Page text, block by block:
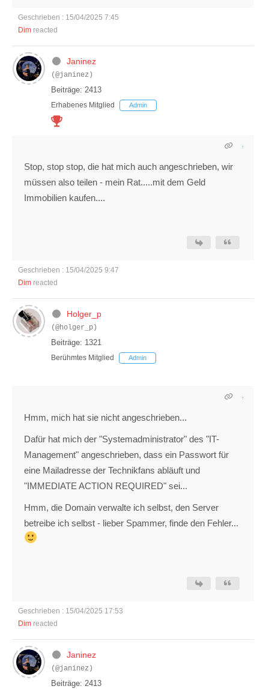
Geschrieben : 15/04/2025 7:45
Dim reacted
Janinez
(@janinez)
Beiträge: 2413
Erhabenes Mitglied Admin
Stop, stop stop, die hat mich auch angeschrieben, wir
müssen also teilen - mein Rat.....mit dem Geld
Immobilien kaufen....
Geschrieben : 15/04/2025 9:47
Dim reacted
Holger_p
(@holger_p)
Beiträge: 1321
Berühmtes Mitglied Admin
Hmm, mich hat sie nicht angeschrieben...
Dafür hat mich der "Systemadministrator" des "IT-
Management" angeschrieben, dass ein Passwort für
eine Mailadresse der Technikfans abläuft und
"IMMEDIATE ACTION REQUIRED" sei...
Hmm, die Domain verwalte ich selbst, den Server
betreibe ich selbst - lieber Spammer, finde den Fehler...
Geschrieben : 15/04/2025 17:53
Dim reacted
Janinez
(@janinez)
Beiträge: 2413